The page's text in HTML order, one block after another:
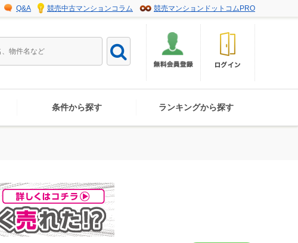
競売マンションドットコムPRO
競売中古マンションコラム
Q&A
条件から探す ランキングから探す